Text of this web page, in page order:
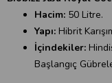
Hacim: 50 Litre.
Yapı: Hibrit
İçindekiler:
Başlangıç